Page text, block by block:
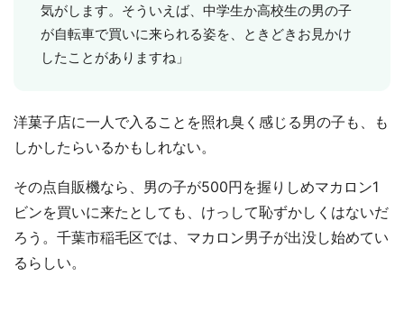
気がします。そういえば、中学生か高校生の男の子
が自転車で買いに来られる姿を、ときどきお見かけ
したことがありますね」
洋菓子店に一人で入ることを照れ臭く感じる男の子も、も
しかしたらいるかもしれない。
その点自販機なら、男の子が500円を握りしめマカロン1
ビンを買いに来たとしても、けっして恥ずかしくはないだ
ろう。千葉市稲毛区では、マカロン男子が出没し始めてい
るらしい。